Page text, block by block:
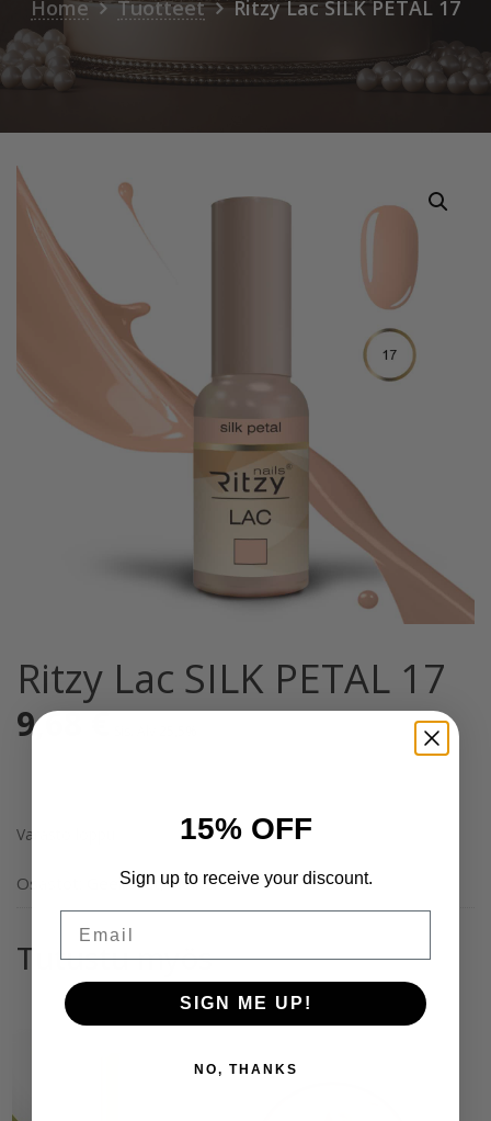
Home Tuotteet Ritzy Lac SILK PETAL 17
Ritzy Lac SILK PETAL 17
9,68€
Varasto loppu
Osastot: Geelilakat ,Yleinen
Tutustu myös
15% OFF
Sign up to receive your discount.
SIGN ME UP!
NO, THANKS